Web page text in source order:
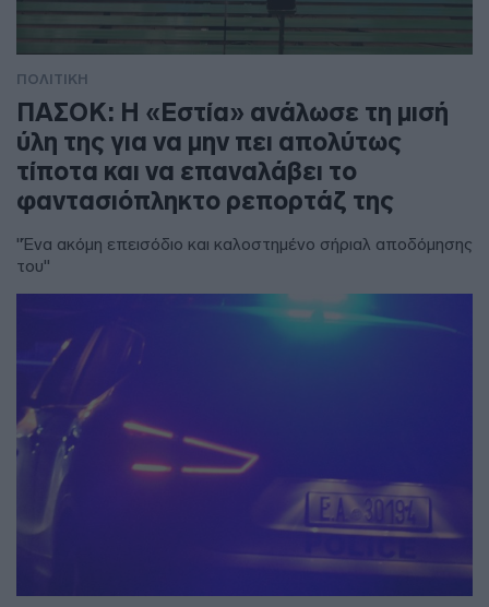
ΠΟΛΙΤΙΚΗ
ΠΑΣΟΚ: Η «Εστία» ανάλωσε τη μισή
ύλη της για να μην πει απολύτως
τίποτα και να επαναλάβει το
φαντασιόπληκτο ρεπορτάζ της
"Ένα ακόμη επεισόδιο και καλοστημένο σήριαλ αποδόμησης
του"